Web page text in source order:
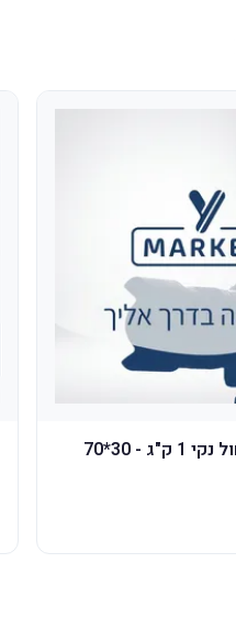
שקיות גופיה כחול נקי 1 ק"ג - 30*70